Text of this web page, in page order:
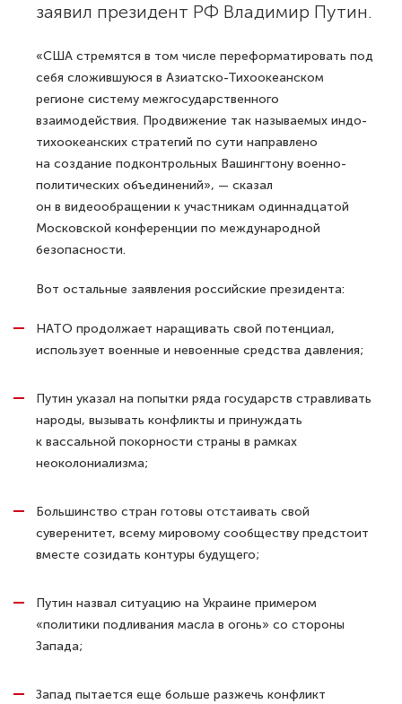
заявил президент РФ Владимир Путин.
«США стремятся в том числе переформатировать под
себя сложившуюся в Азиатско-Тихоокеанском
регионе систему межгосударственного
взаимодействия. Продвижение так называемых индо-
тихоокеанских стратегий по сути направлено
на создание подконтрольных Вашингтону военно-
политических объединений», — сказал
он в видеообращении к участникам одиннадцатой
Московской конференции по международной
безопасности.
Вот остальные заявления российские президента:
НАТО продолжает наращивать свой потенциал,
использует военные и невоенные средства давления;
Путин указал на попытки ряда государств стравливать
народы, вызывать конфликты и принуждать
к вассальной покорности страны в рамках
неоколониализма;
Большинство стран готовы отстаивать свой
суверенитет, всему мировому сообществу предстоит
вместе созидать контуры будущего;
Путин назвал ситуацию на Украине примером
«политики подливания масла в огонь» со стороны
Запада;
Запад пытается еще больше разжечь конфликт